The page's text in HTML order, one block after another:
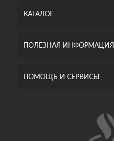
КАТАЛОГ
ПОЛЕЗНАЯ ИНФОРМАЦИЯ
ПОМОЩЬ И СЕРВИСЫ